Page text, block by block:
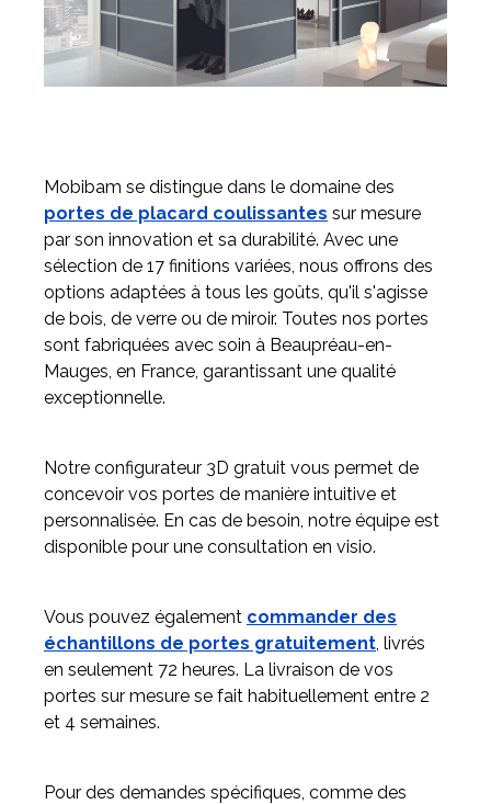
Mobibam se distingue dans le domaine des
portes de placard coulissantes sur mesure
par son innovation et sa durabilité. Avec une
sélection de 17 finitions variées, nous offrons des
options adaptées à tous les goûts, qu'il s'agisse
de bois, de verre ou de miroir. Toutes nos portes
sont fabriquées avec soin à Beaupréau-en-
Mauges, en France, garantissant une qualité
exceptionnelle.
Notre configurateur 3D gratuit vous permet de
concevoir vos portes de manière intuitive et
personnalisée. En cas de besoin, notre équipe est
disponible pour une consultation en visio.
Vous pouvez également commander des
échantillons de portes gratuitement, livrés
en seulement 72 heures. La livraison de vos
portes sur mesure se fait habituellement entre 2
et 4 semaines.
Pour des demandes spécifiques, comme des